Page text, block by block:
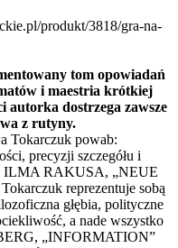
produkt/3818/gra-na-
tom opowiadań
i maestria krótkiej
autorka dostrzega zawsze
z rutyny.
Tokarczuk powab:
precyzji szczegółu i
ILMA RAKUSA, „NEUE
reprezentuje sobą
głębia, polityczne
a nade wszystko
„INFORMATION”